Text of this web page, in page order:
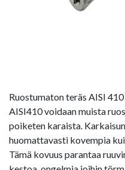
Ruostumaton teräs AISI
AISI410 voidaan muista
poiketen karaista.
huomattavasti kovempia
Tämä kovuus parantaa